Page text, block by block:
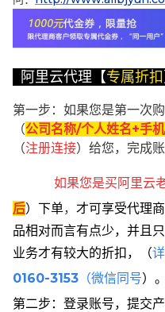
阿里云代理【专属折扣
第一步：如果您是第一次
（公司名称/个人姓名+手
（注册连接）给您，完成
如果您是买阿里云
后） 下单， 才可享受代理
品相对而言有点少，并且
业务才有较大的折扣，
（
0160-3153 （微信同号）。
第二步：登录账号，提交